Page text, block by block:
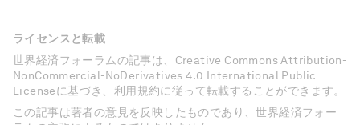
ライセンスと転載
世界経済フォーラムの記事は、Creative Commons Attribution-
NonCommercial-NoDerivatives 4.0 International Public
Licenseに基づき、利用規約に従って転載することができます。
この記事は著者の意見を反映したものであり、世界経済フォー